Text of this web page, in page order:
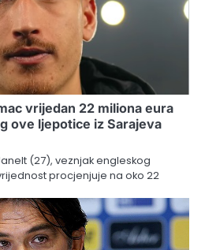
vrijedan 22 miliona eura
ove ljepotice iz Sarajeva
(27), veznjak engleskog
procjenjuje na oko 22